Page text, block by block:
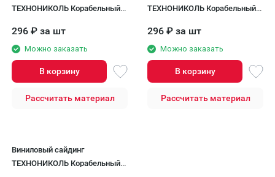
ТЕХНОНИКОЛЬ Корабельный
296 ₽ за шт
Можно заказать
В корзину
Рассчитать материал
ТЕХНОНИКОЛЬ Корабельный
296 ₽ за шт
Можно заказать
В корзину
Рассчитать материал
Виниловый сайдинг
ТЕХНОНИКОЛЬ Корабельный